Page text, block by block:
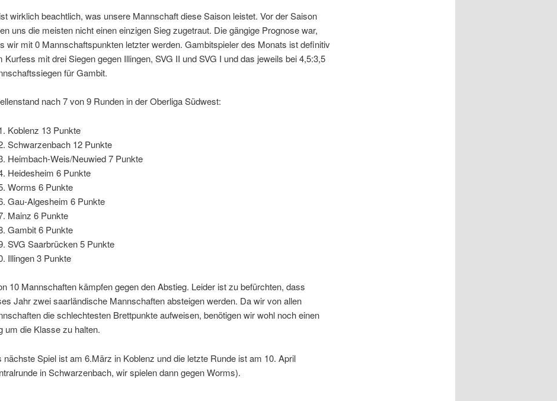
wirklich beachtlich, was unsere Mannschaft diese Saison leistet. Vor der Saison
uns die meisten nicht einen einzigen Sieg zugetraut. Die gängige Prognose war,
wir mit 0 Mannschaftspunkten letzter werden. Gambitspieler des Monats ist definitiv
Kurfess mit drei Siegen gegen Illingen, SVG II und SVG I und das jeweils bei 4,5:3,5
für Gambit.
nach 7 von 9 Runden in der Oberliga Südwest:
Koblenz 13 Punkte
Schwarzenbach 12 Punkte
Heimbach-Weis/Neuwied 7 Punkte
Heidesheim 6 Punkte
Worms 6 Punkte
Gau-Algesheim 6 Punkte
Mainz 6 Punkte
Gambit 6 Punkte
SVG Saarbrücken 5 Punkte
Illingen 3 Punkte
10 Mannschaften kämpfen gegen den Abstieg. Leider ist zu befürchten, dass
Jahr zwei saarländische Mannschaften absteigen werden. Da wir von allen
die schlechtesten Brettpunkte aufweisen, benötigen wir wohl noch einen
um die Klasse zu halten.
nächste Spiel ist am 6.März in Koblenz und die letzte Runde ist am 10. April
in Schwarzenbach, wir spielen dann gegen Worms).